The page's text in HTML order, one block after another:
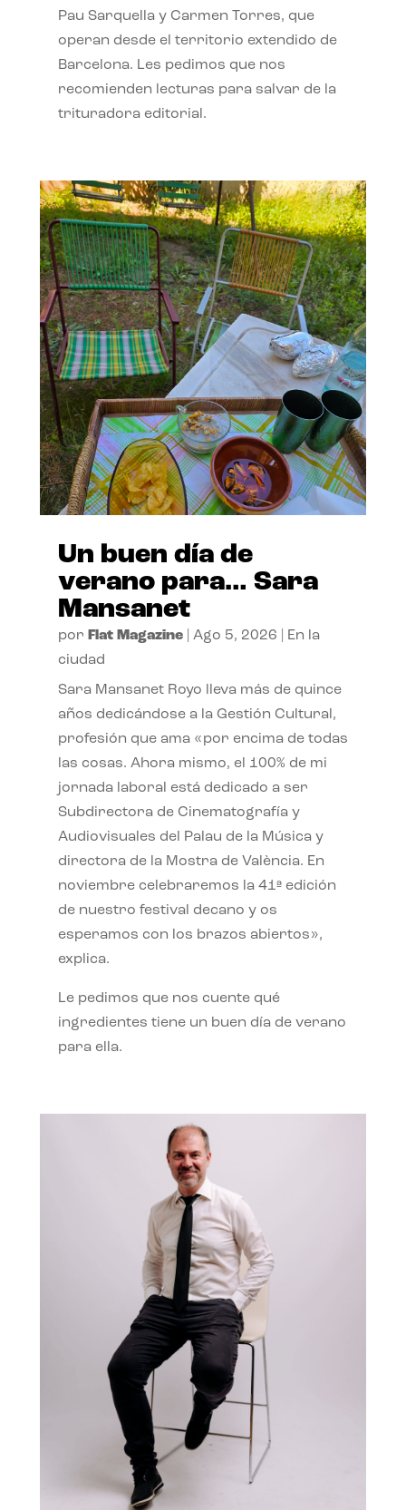
Pau Sarquella y Carmen Torres, que
operan desde el territorio extendido de
Barcelona. Les pedimos que nos
recomienden lecturas para salvar de la
trituradora editorial.
Un buen día de
verano para… Sara
Mansanet
por Flat Magazine| Ago 5, 2026
En la
ciudad
Sara Mansanet Royo lleva más de quince
años dedicándose a la Gestión Cultural,
profesión que ama «por encima de todas
las cosas. Ahora mismo, el 100% de mi
jornada laboral está dedicado a ser
Subdirectora de Cinematografía y
Audiovisuales del Palau de la Música y
directora de la Mostra de València. En
noviembre celebraremos la 41ª edición
de nuestro festival decano y os
esperamos con los brazos abiertos»,
explica.
Le pedimos que nos cuente qué
ingredientes tiene un buen día de verano
para ella.